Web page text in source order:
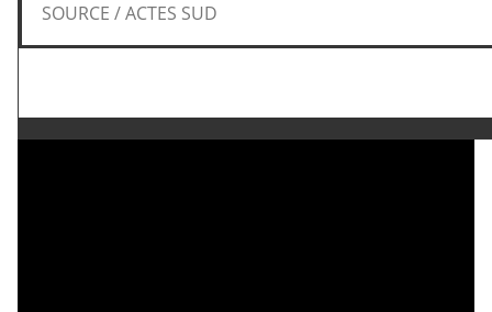
SOURCE / ACTES SUD